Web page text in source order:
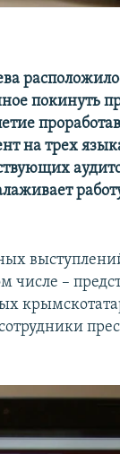
покинуть
на трех
числе –